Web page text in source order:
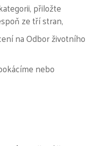
přiložte
ze tří stran,
na Odbor životního
nebo